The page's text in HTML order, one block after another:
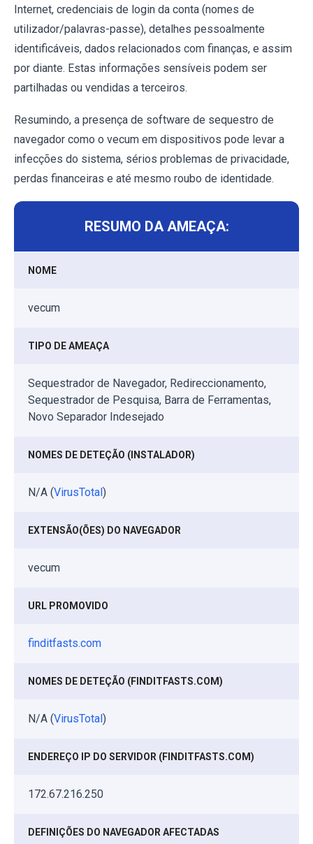
Internet, credenciais de login da conta (nomes de
utilizador/palavras-passe), detalhes pessoalmente
identificáveis, dados relacionados com finanças, e assim
por diante. Estas informações sensíveis podem ser
partilhadas ou vendidas a terceiros.
Resumindo, a presença de software de sequestro de
navegador como o vecum em dispositivos pode levar a
infecções do sistema, sérios problemas de privacidade,
perdas financeiras e até mesmo roubo de identidade.
RESUMO DA AMEAÇA:
NOME
vecum
TIPO DE AMEAÇA
Sequestrador de Navegador, Redireccionamento,
Sequestrador de Pesquisa, Barra de Ferramentas,
Novo Separador Indesejado
NOMES DE DETEÇÃO (INSTALADOR)
N/A (VirusTotal )
EXTENSÃO(ÕES) DO NAVEGADOR
vecum
URL PROMOVIDO
finditfasts.com
NOMES DE DETEÇÃO (FINDITFASTS.COM)
N/A (VirusTotal )
ENDEREÇO IP DO SERVIDOR (FINDITFASTS.COM)
172.67.216.250
DEFINIÇÕES DO NAVEGADOR AFECTADAS